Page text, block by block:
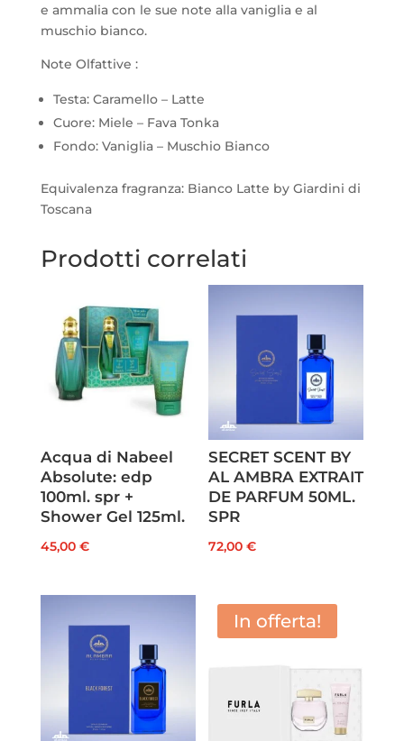
e ammalia con le sue note alla vaniglia e al
muschio bianco.
Note Olfattive :
Testa: Caramello – Latte
Cuore: Miele – Fava Tonka
Fondo: Vaniglia – Muschio Bianco
Equivalenza fragranza: Bianco Latte by Giardini di
Toscana
Prodotti correlati
Acqua di Nabeel
Absolute: edp
100ml. spr +
Shower Gel 125ml.
45,00 €
SECRET SCENT BY
AL AMBRA EXTRAIT
DE PARFUM 50ML.
SPR
72,00€
In offerta!